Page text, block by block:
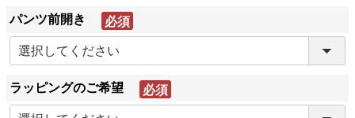
パンツ前開き
(必
須)
ラッピングのご希望
(必